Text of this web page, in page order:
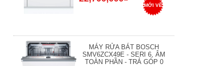
MỚI VỀ
MÁY RỬA BÁT BOSCH
SMV6ZCX49E - SERI 6, ÂM
TOÀN PHẦN - TRẢ GÓP 0